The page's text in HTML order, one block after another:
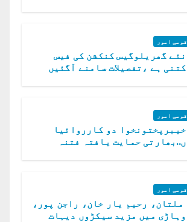
قومی امور
نئے گھریلوگیس کنکشن کی فیس
کتنی ہے ،تفصیلات سامنے آگئیں
قومی امور
خیبرپختونخوا دو کارروائیا
ں..بھارتی حمایت یافتہ فتنہ
قومی امور
ملتان، رحیم یار خان، راجن پور،
وہاڑی میں مزید سیکڑوں دیہات